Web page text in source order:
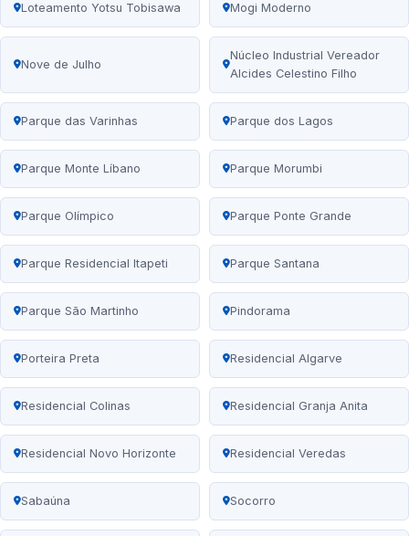
Loteamento Yotsu Tobisawa Mogi Moderno
Nove de Julho
Núcleo Industrial Vereador
Alcides Celestino Filho
Parque das Varinhas Parque dos Lagos
Parque Monte Líbano Parque Morumbi
Parque Olímpico Parque Ponte Grande
Parque Residencial Itapeti Parque Santana
Parque São Martinho Pindorama
Porteira Preta Residencial Algarve
Residencial Colinas Residencial Granja Anita
Residencial Novo Horizonte Residencial Veredas
Sabaúna Socorro